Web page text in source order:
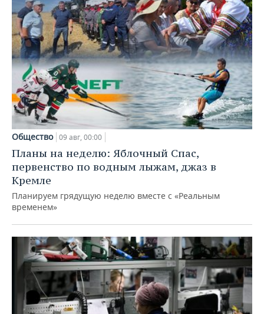
Общество 09 авг, 00:00
Планы на неделю: Яблочный Спас,
первенство по водным лыжам, джаз в
Кремле
Планируем грядущую неделю вместе с «Реальным
временем»